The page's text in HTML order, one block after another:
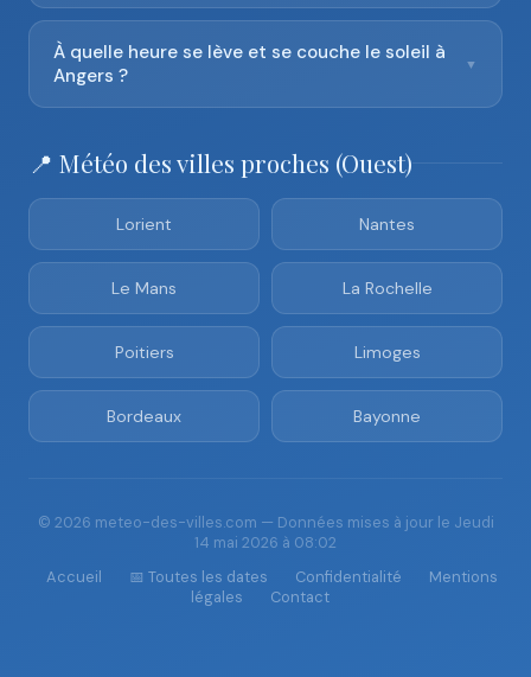
À quelle heure se lève et se couche le soleil à
Angers ?
▼
📍 Météo des villes proches (Ouest)
Lorient Nantes
Le Mans La Rochelle
Poitiers Limoges
Bordeaux Bayonne
© 2026 meteo-des-villes.com — Données mises à jour le Jeudi
14 mai 2026 à 08:02
Accueil
📅 Toutes les dates Confidentialité
Mentions
légales
Contact